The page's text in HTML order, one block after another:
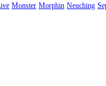
Monster Morphin Neuching